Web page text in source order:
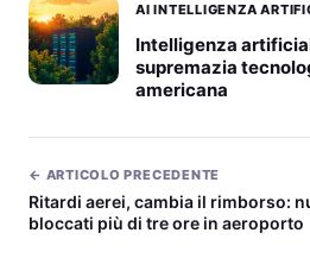
AI INTELLIGENZA
Intelligenza
supremazia
americana
← ARTICOLO PRECEDENTE
Ritardi aerei, cambia il rimborso:
bloccati più di tre ore in aeroporto